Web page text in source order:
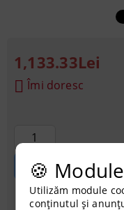
1,133.33Lei
Îmi doresc
🍪
Utilizăm module
conținutul și